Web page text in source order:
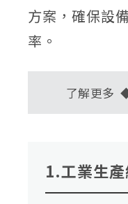
方案，確保設
率。
了解更多
1.工業生